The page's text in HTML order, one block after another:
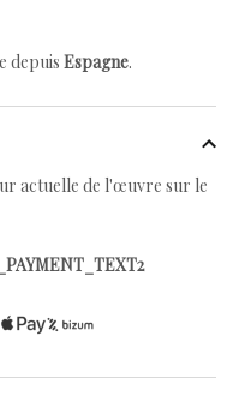
depuis Espagne.
actuelle de l'œuvre sur le